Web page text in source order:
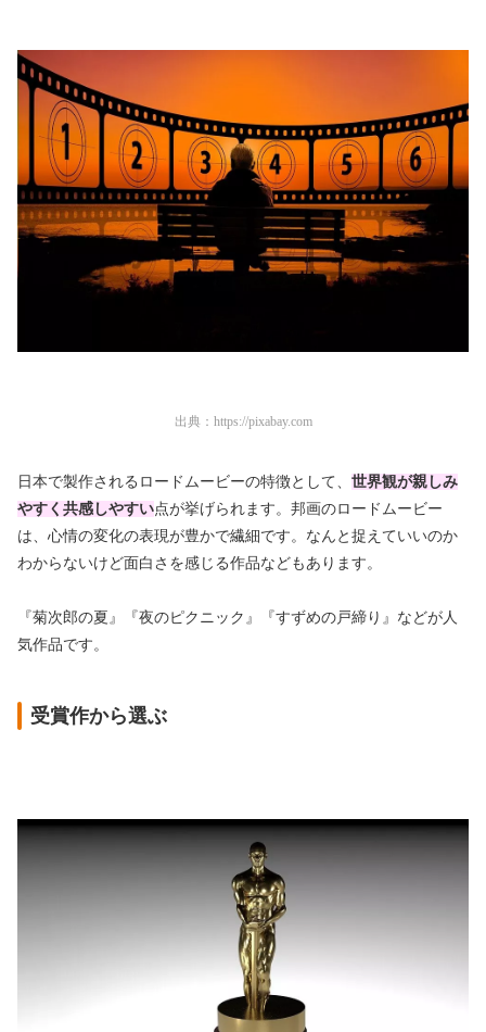
出典： https://pixabay.com
日本で製作されるロードムービーの特徴として、 世界観が親しみ
やすく共感しやすい点が挙げられます。邦画のロードムービー
は、心情の変化の表現が豊かで繊細です。なんと捉えていいのか
わからないけど面白さを感じる作品などもあります。
『菊次郎の夏』『夜のピクニック』『すずめの戸締り』などが人
気作品です。
受賞作から選ぶ